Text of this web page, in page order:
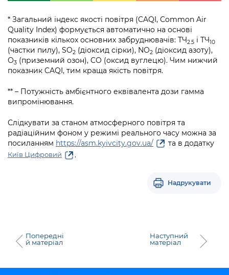
* Загальний індекс якості повітря (CAQI, Common Air
Quality Index) формується автоматично на основі
показників кількох основних забруднювачів: ТЧ2.5 і ТЧ10
(частки пилу), SO2 (діоксид сірки), NO2 (діоксид азоту),
О3 (приземний озон), CO (оксид вуглецю). Чим нижчий
показник CAQI, тим краща якість повітря.
** – Потужність амбієнтного еквівалента дози гамма
випромінювання.
Слідкувати за станом атмосферного повітря та
радіаційним фоном у режимі реального часу можна за
посиланням https://asm.kyivcity.gov.ua/ та в додатку
Київ Цифровий .
Надрукувати
Попередні
й матеріал
Наступний
матеріал